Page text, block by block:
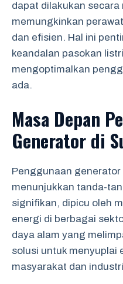
dapat dilakukan
memungkinkan
dan efisien. Hal ini
keandalan pasokan
mengoptimalkan
ada.
Masa Depan
Generator di
Penggunaan generator
menunjukkan tanda-
signifikan, dipicu oleh
energi di berbagai
daya alam yang
solusi untuk menyuplai
masyarakat dan